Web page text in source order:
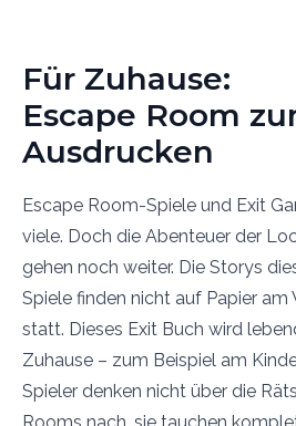
Für Zuhause:
Escape Room
Ausdrucken
Escape Room-Spiele und Exit
viele. Doch die Abenteuer der
gehen noch weiter. Die Storys
Spiele finden nicht auf Papier
statt. Dieses Exit Buch wird
Zuhause – zum Beispiel am
Spieler denken nicht über die